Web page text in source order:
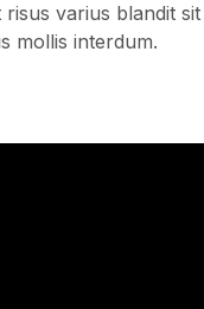
risus varius blandit sit
mollis interdum.